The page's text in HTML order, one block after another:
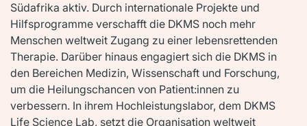
Südafrika aktiv. Durch internationale Projekte und
Hilfsprogramme verschafft die DKMS noch mehr
Menschen weltweit Zugang zu einer lebensrettenden
Therapie. Darüber hinaus engagiert sich die DKMS in
den Bereichen Medizin, Wissenschaft und Forschung,
um die Heilungschancen von Patient:innen zu
verbessern. In ihrem Hochleistungslabor, dem DKMS
Life Science Lab, setzt die Organisation weltweit